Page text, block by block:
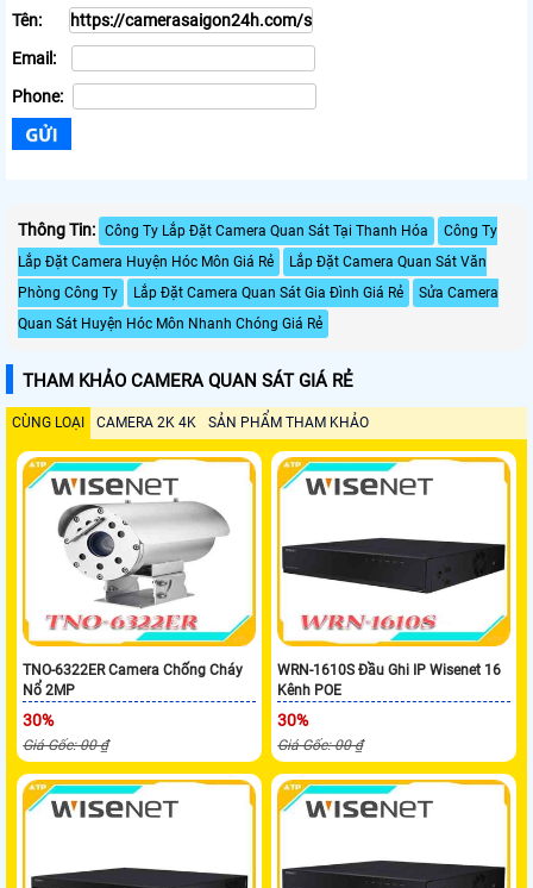
Tên:
Email:
Phone:
Thông Tin: Công Ty Lắp Đặt Camera Quan Sát Tại Thanh Hóa
Công Ty
Lắp Đặt Camera Huyện Hóc Môn Giá Rẻ
Lắp Đặt Camera Quan Sát Văn
Phòng Công Ty
Lắp Đặt Camera Quan Sát Gia Đình Giá Rẻ
Sửa Camera
Quan Sát Huyện Hóc Môn Nhanh Chóng Giá Rẻ
THAM KHẢO CAMERA QUAN SÁT GIÁ RẺ
CÙNG LOẠI CAMERA 2K 4K SẢN PHẨM THAM KHẢO
TNO-6322ER Camera Chống Cháy
Nổ 2MP
30%
Giá Gốc: 00 ₫
WRN-1610S Đầu Ghi IP Wisenet 16
Kênh POE
30%
Giá Gốc: 00 ₫